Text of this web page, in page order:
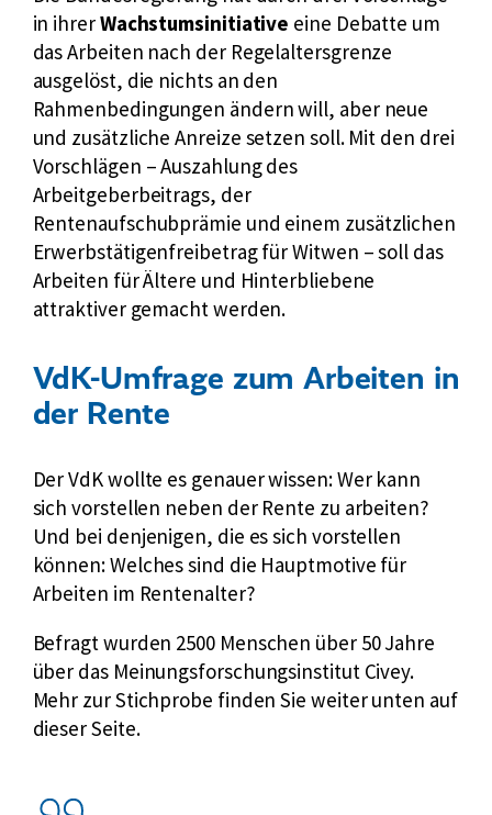
in ihrerWachstumsinitiative eine Debatte um
das Arbeiten nach der Regelaltersgrenze
ausgelöst, die nichts an den
Rahmenbedingungen ändern will, aber neue
und zusätzliche Anreize setzen soll. Mit den drei
Vorschlägen – Auszahlung des
Arbeitgeberbeitrags, der
Rentenaufschubprämie und einem zusätzlichen
Erwerbstätigenfreibetrag für Witwen – soll das
Arbeiten für Ältere und Hinterbliebene
attraktiver gemacht werden.
VdK-Umfrage zum Arbeiten in
der Rente
Der VdK wollte es genauer wissen: Wer kann
sich vorstellen neben der Rente zu arbeiten?
Und bei denjenigen, die es sich vorstellen
können: Welches sind die Hauptmotive für
Arbeiten im Rentenalter?
Befragt wurden 2500 Menschen über 50 Jahre
über das Meinungsforschungsinstitut Civey.
Mehr zur Stichprobe finden Sie weiter unten auf
dieser Seite.